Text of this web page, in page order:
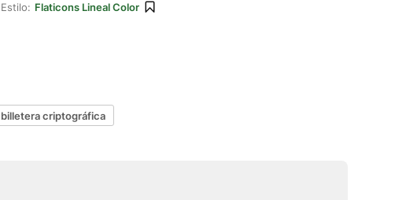
Estilo: Flaticons Lineal Color
billetera criptográfica